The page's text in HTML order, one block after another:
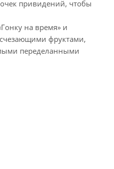
привидений, чтобы
на время» и
фруктами,
переделанными